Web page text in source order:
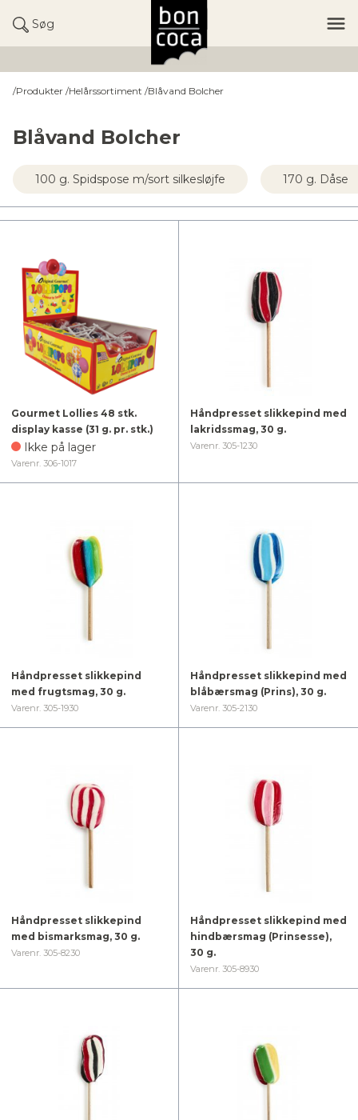
Søg
/Produkter /Helårssortiment /Blåvand Bolcher
Blåvand Bolcher
100 g. Spidspose m/sort silkesløjfe 170 g. Dåse
Varenr. 306-1017
Ikke på lager
Gourmet Lollies 48 stk.
display kasse (31 g. pr. stk.)
Varenr. 305-1230
Håndpresset slikkepind med
lakridssmag, 30 g.
Varenr. 305-1930
Håndpresset slikkepind
med frugtsmag, 30 g.
Varenr. 305-2130
Håndpresset slikkepind med
blåbærsmag (Prins), 30 g.
Varenr. 305-8230
Håndpresset slikkepind
med bismarksmag, 30 g.
Varenr. 305-8930
Håndpresset slikkepind med
hindbærsmag (Prinsesse),
30 g.